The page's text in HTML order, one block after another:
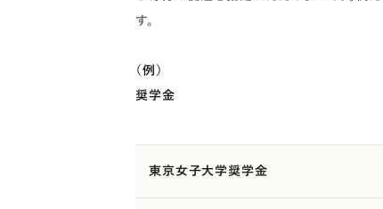
す。
（例）
奨学金
東京女子大学奨学金